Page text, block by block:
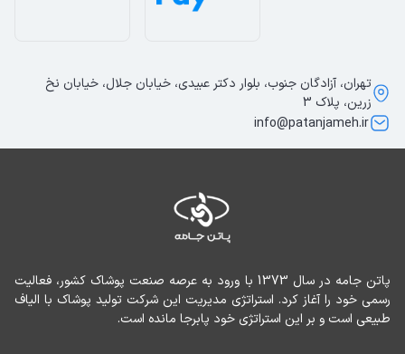
طبیعی است و بر این استراتژی خود پابرجا مانده است.
تهران، آزادگان جنوب، بلوار دکتر عبیدی، خیابان جلال، خیابان نخ
زرین، پلاک 3
info@patanjameh.ir